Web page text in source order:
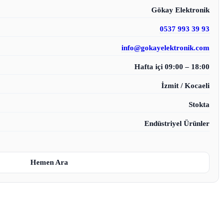
Gökay Elektronik
0537 993 39 93
info@gokayelektronik.com
Hafta içi 09:00 – 18:00
İzmit / Kocaeli
Stokta
Endüstriyel Ürünler
Hemen Ara